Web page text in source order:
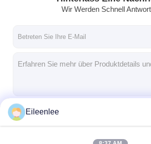
Qualitätskontrolle
Kontakt
Wir Werden Schnell
Eileenlee